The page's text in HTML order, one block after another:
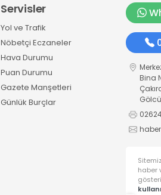
Servisler
Yol ve Trafik
Nöbetçi Eczaneler
Hava Durumu
Puan Durumu
Gazete Manşetleri
Günlük Burçlar
Bina
haber